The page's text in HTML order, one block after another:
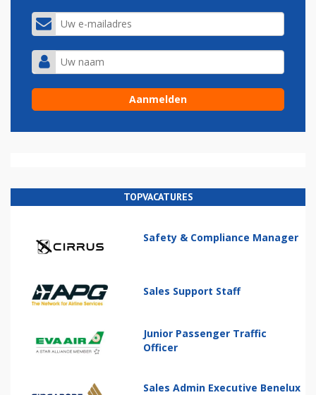
TOPVACATURES
Safety & Compliance Manager
Sales Support Staff
Junior Passenger Traffic
Officer
Sales Admin Executive Benelux